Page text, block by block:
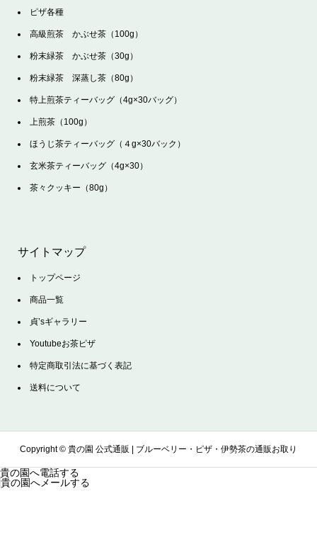
ピザ各種
高級煎茶 かぶせ茶（100g）
粉末緑茶 かぶせ茶（30g）
粉末緑茶 深蒸し茶（80g）
特上煎茶ティーバッグ（4g×30バッグ）
上煎茶（100g）
ほうじ茶ティーバッグ（４g×30バック）
玄米茶ティーバッグ（4g×30）
茶々クッキー（80g）
サイトマップ
トップページ
商品一覧
貞’sギャラリー
Youtubeお茶ピザ
特定商取引法に基づく表記
送料について
Copyright © 貴の園 公式通販 | ブルーベリー・ピザ・伊勢茶の通販お取り
貴の園へ電話する
貴の園へメールする